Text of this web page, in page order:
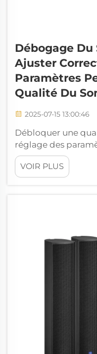
Débogage Du
Ajuster
Paramètres
Qualité Du
2025-07-15 13:00:46
Débloquer une
réglage des
excellente qualité
toujours par
onéreux. Très
VOIR PLUS